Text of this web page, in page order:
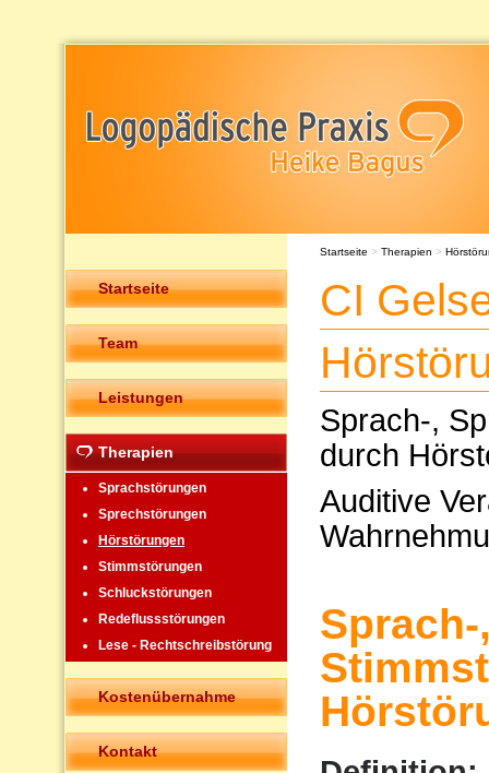
Startseite
Team
Leistungen
Therapien
Sprachstörungen
Sprechstörungen
Hörstörungen
Stimmstörungen
Schluckstörungen
Redeflussstörungen
Lese - Rechtschreibstörung
Kostenübernahme
Kontakt
Startseite > Therapien >
CI
Sprach-,
durch
Auditive